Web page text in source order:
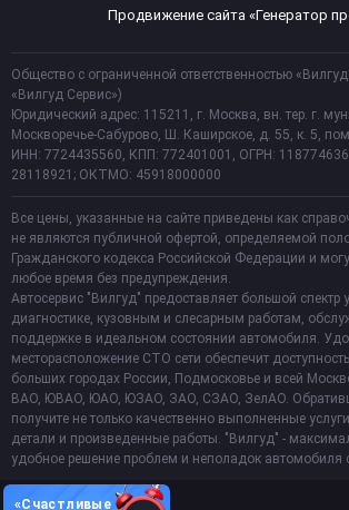
Продвижение сайта «Генератор
Общество с ограниченной ответственностью
«Вилгуд Сервис»)
Юридический адрес: 115211, г. Москва, вн. тер. г.
Москворечье-Сабурово, Ш. Каширское, д. 55, к. 5,
ИНН: 7724435560, КПП: 772401001, ОГРН:
28118921; ОКТМО: 45918000000
Все цены, указанные на сайте приведены как
не являются публичной офертой, определяемой
Гражданского кодекса Российской Федерации и
любое время без предупреждения.
Автосервис "Вилгуд" предоставляет большой спектр
диагностике, кузовным и слесарным работам,
поддержке в идеальном состоянии автомобиля.
месторасположение СТО сети обеспечит
больших городах России, Подмосковье и всей
ВАО, ЮВАО, ЮАО, ЮЗАО, ЗАО, СЗАО, ЗелАО.
получите не только качественно выполненные
детали и произведенные работы. "Вилгуд" -
удобное решение проблем и неполадок автомобиля
«Счастливые